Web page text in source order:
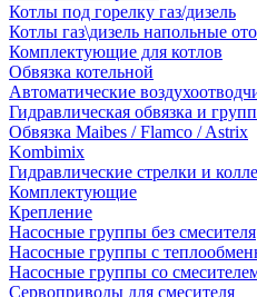
Котлы под горелку газ/дизель
Котлы газ\дизель напольные
Комплектующие для котлов
Обвязка котельной
Автоматические
Гидравлическая обвязка и
Обвязка Maibes / Flamco / Astrix
Kombimix
Гидравлические стрелки и
Комплектующие
Крепление
Насосные группы без смесителя
Насосные группы с
Насосные группы со
Сервоприводы для смесителя